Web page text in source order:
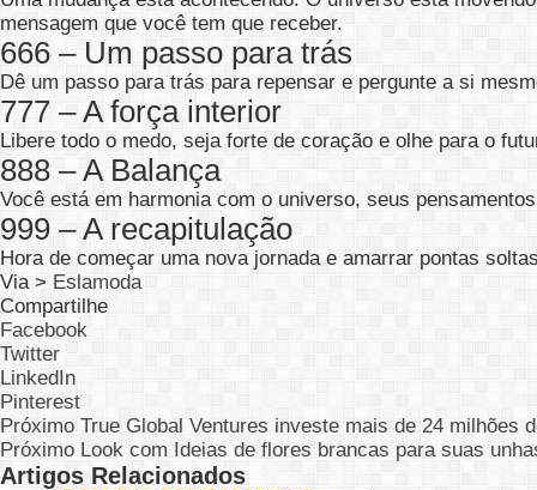
mensagem que você tem que receber.
666 – Um passo para trás
Dê um passo para trás para repensar e pergunte a si
777 – A força interior
Libere todo o medo, seja forte de coração e olhe para o
888 – A Balança
Você está em harmonia com o universo, seus
999 – A recapitulação
Hora de começar uma nova jornada e amarrar pontas
Via > Eslamoda
Compartilhe
Facebook
Twitter
LinkedIn
Pinterest
Próximo True Global Ventures investe mais de 24 milhões
Próximo Look com Ideias de flores brancas para suas
Artigos Relacionados